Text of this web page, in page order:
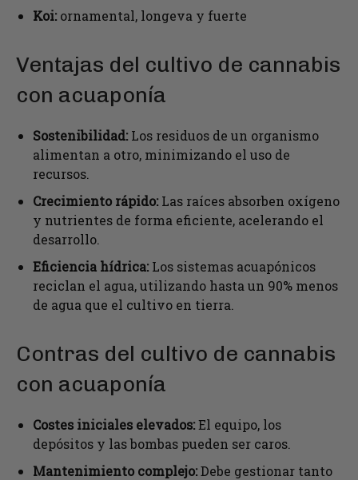
Koi: ornamental, longeva y fuerte
Ventajas del cultivo de cannabis
con acuaponía
Sostenibilidad: Los residuos de un organismo
alimentan a otro, minimizando el uso de
recursos.
Crecimiento rápido: Las raíces absorben oxígeno
y nutrientes de forma eficiente, acelerando el
desarrollo.
Eficiencia hídrica: Los sistemas acuapónicos
reciclan el agua, utilizando hasta un 90% menos
de agua que el cultivo en tierra.
Contras del cultivo de cannabis
con acuaponía
Costes iniciales elevados:El equipo, los
depósitos y las bombas pueden ser caros.
Mantenimiento complejo:Debe gestionar tanto